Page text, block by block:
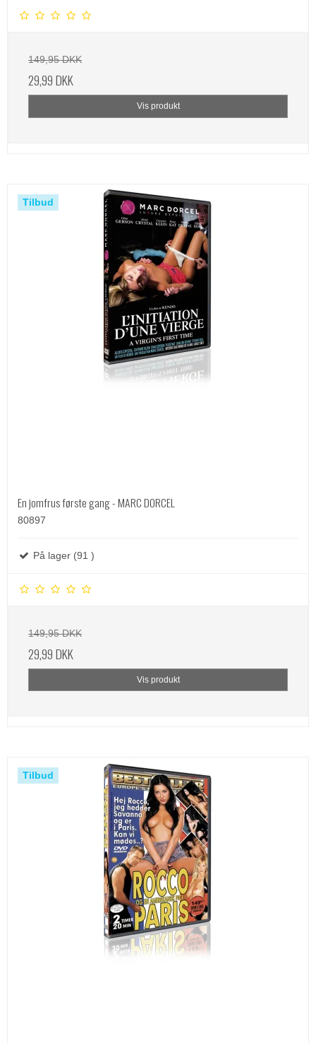
149,95 DKK
29,99 DKK
Vis produkt
Tilbud
En jomfrus første gang - MARC DORCEL
80897
På lager (91 )
149,95 DKK
29,99 DKK
Vis produkt
Tilbud